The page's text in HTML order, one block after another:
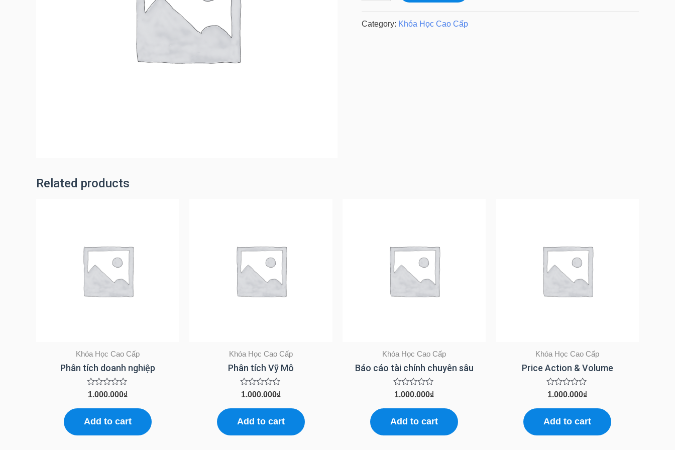
thức
Category: Khóa Học Cao Cấp
Related products
Khóa Học Cao Cấp
Phân tích doanh nghiệp
Rated
out
5
1.000.000₫
Add to cart
Khóa Học Cao Cấp
Phân tích Vỹ Mô
Rated
out
5
1.000.000₫
Add to cart
Khóa Học Cao Cấp
Báo cáo tài chính chuyên sâu
Rated
out
5
1.000.000₫
Add to cart
Khóa Học Cao Cấp
Price Action & Volume
Rated
out
5
1.000.000₫
Add to cart